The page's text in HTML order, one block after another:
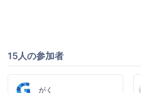
15人の参加者
がく